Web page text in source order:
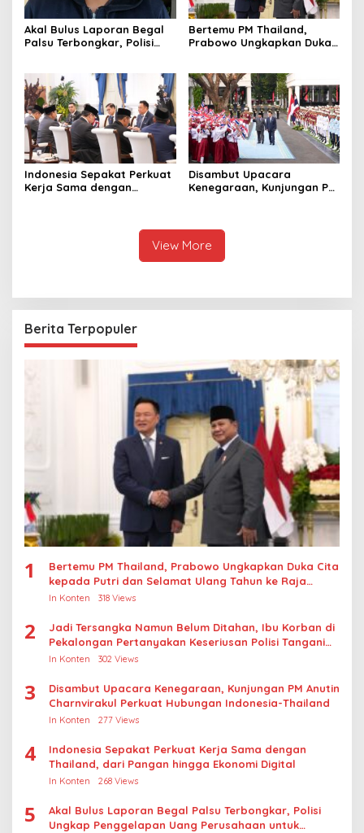
Akal Bulus Laporan Begal
Palsu Terbongkar, Polisi
Bertemu PM Thailand,
Prabowo Ungkapkan Duka
Raja Thailand
Indonesia Sepakat Perkuat
Kerja Sama dengan
Disambut Upacara
Kenegaraan, Kunjungan PM
View More
Berita Terpopuler
1
Bertemu PM Thailand, Prabowo Ungkapkan Duka Cita
kepada Putri dan Selamat Ulang Tahun ke Raja
Thailand
In Konten 318 Views
2
Jadi Tersangka Namun Belum Ditahan, Ibu Korban di
Pekalongan Pertanyakan Keseriusan Polisi Tangani
Kasus Rudapksa Sampai Anaknya Hamil
In Konten 302 Views
3
Disambut Upacara Kenegaraan, Kunjungan PM Anutin
Charnvirakul Perkuat Hubungan Indonesia-Thailand
In Konten 277 Views
4
Indonesia Sepakat Perkuat Kerja Sama dengan
Thailand, dari Pangan hingga Ekonomi Digital
In Konten 268 Views
5
Akal Bulus Laporan Begal Palsu Terbongkar, Polisi
Ungkap Penggelapan Uang Perusahaan untuk